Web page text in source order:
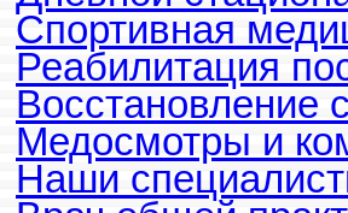
Спортивная
Реабилитация
Восстановление
Медосмотры и
Наши